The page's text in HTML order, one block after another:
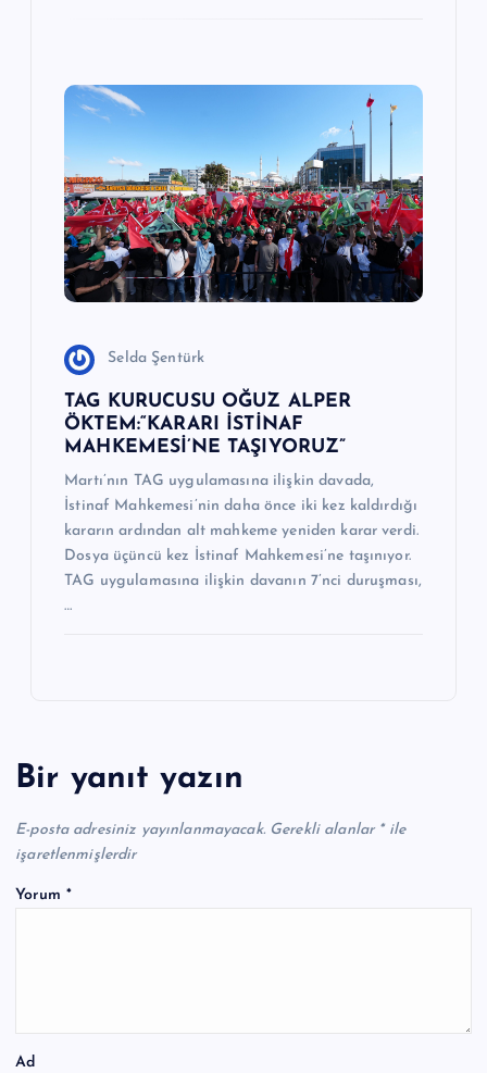
Selda Şentürk
TAG KURUCUSU OĞUZ ALPER
ÖKTEM:“KARARI İSTİNAF
MAHKEMESİ’NE TAŞIYORUZ”
Martı’nın TAG uygulamasına ilişkin davada,
İstinaf Mahkemesi’nin daha önce iki kez kaldırdığı
kararın ardından alt mahkeme yeniden karar verdi.
Dosya üçüncü kez İstinaf Mahkemesi’ne taşınıyor.
TAG uygulamasına ilişkin davanın 7’nci duruşması,
…
Bir yanıt yazın
E-posta adresiniz yayınlanmayacak. Gerekli alanlar *ile
işaretlenmişlerdir
Yorum *
Ad